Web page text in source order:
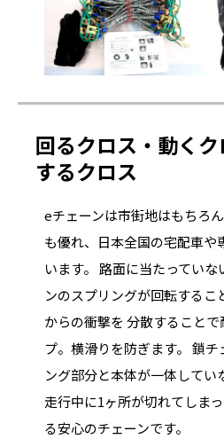
回るクロス・動く
するクロス
eチェーンは市街地はもちろ
も優れ、日本全国の宅配車や
います。 路面に当たってい
ンのスプリングが回転するこ
からの衝撃を 分散すること
プ。横滑りを防ぎます。 鎖チ
ング部分と本体が一体してい
走行中に1ヶ所が切れてしま
る安心のチェーンです。